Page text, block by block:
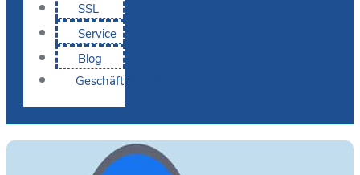
SSL
Service
Blog
Geschäftskunden